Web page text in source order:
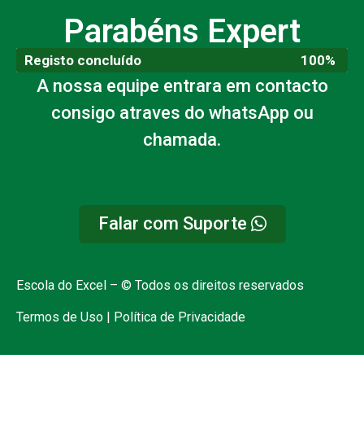
Parabéns Expert
Registo concluído 100%
A nossa equipe entrara em contacto
consigo atraves do whatsApp ou
chamada.
Falar com Suporte
Escola do Excel – © Todos os direitos reservados
Termos de Uso | Política de Privacidade